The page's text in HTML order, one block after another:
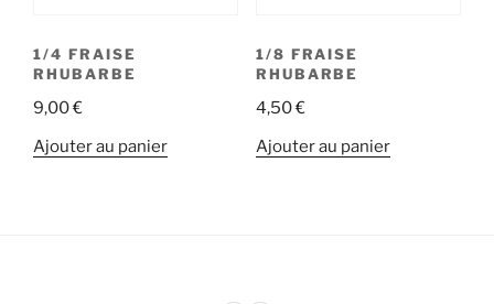
1/4 FRAISE
RHUBARBE
9,00€
Ajouter au panier
1/8 FRAISE
RHUBARBE
4,50€
Ajouter au panier